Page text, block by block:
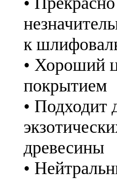
к
• Хороший
покрытием
• Подходит
древесины
•